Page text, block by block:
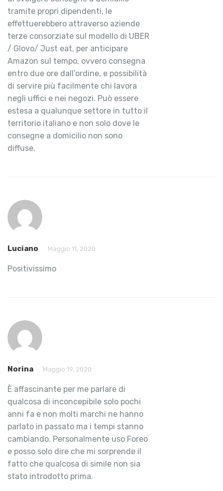
tramite propri dipendenti, le
effettuerebbero attraverso aziende
terze consorziate sul modello di UBER
/ Glovo/ Just eat, per anticipare
Amazon sul tempo, ovvero consegna
entro due ore dall’ordine, e possibilità
di servire più facilmente chi lavora
negli uffici e nei negozi. Può essere
estesa a qualunque settore in tutto il
territorio italiano e non solo dove le
consegne a domicilio non sono
diffuse.
Luciano Maggio 11, 2020
Positivissimo
Norina Maggio 19, 2020
È affascinante per me parlare di
qualcosa di inconcepibile solo pochi
anni fa e non molti marchi ne hanno
parlato in passato ma i tempi stanno
cambiando. Personalmente uso Foreo
e posso solo dire che mi sorprende il
fatto che qualcosa di simile non sia
stato introdotto prima.